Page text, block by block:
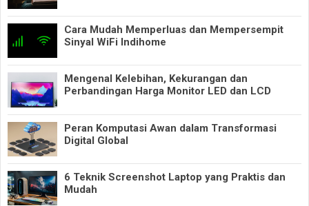
Cara Mudah Memperluas dan Mempersempit
Sinyal WiFi Indihome
Mengenal Kelebihan, Kekurangan dan
Perbandingan Harga Monitor LED dan LCD
Peran Komputasi Awan dalam Transformasi
Digital Global
6 Teknik Screenshot Laptop yang Praktis dan
Mudah